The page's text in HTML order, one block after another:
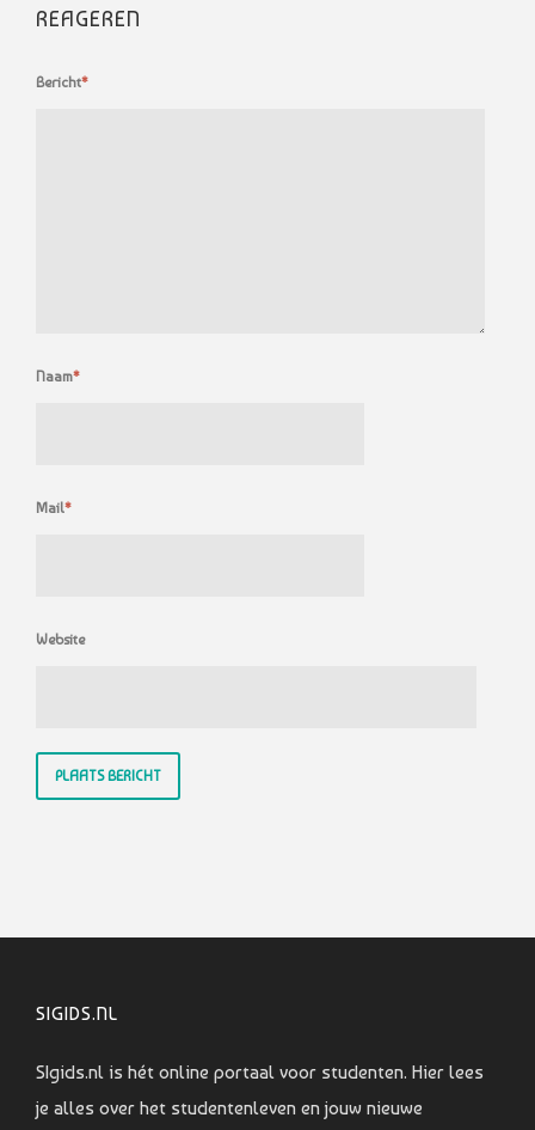
REAGEREN
Bericht*
Naam*
Mail*
Website
SIGIDS.NL
SIgids.nl is hét online portaal voor studenten. Hier lees
je alles over het studentenleven en jouw nieuwe